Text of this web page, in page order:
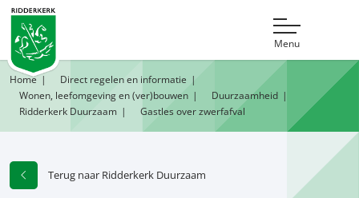
Menu
Home
Direct regelen en informatie
Wonen, leefomgeving en (ver)bouwen
Duurzaamheid
Ridderkerk Duurzaam
Gastles over zwerfafval
Terug naar Ridderkerk Duurzaam